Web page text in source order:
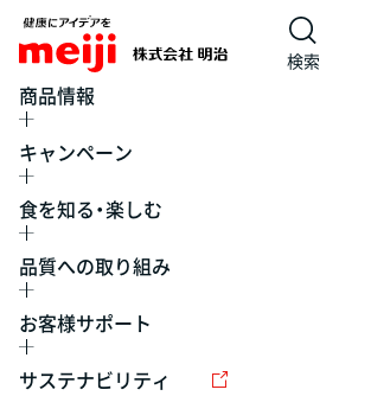
検索
商品情報
キャンペーン
食を知る・楽しむ
品質への取り組み
お客様サポート
サステナビリティ